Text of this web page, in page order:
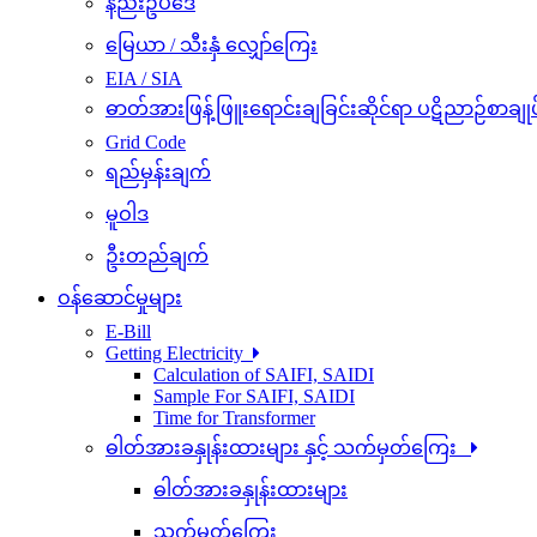
မြေယာ / သီးနှံ လျှော်ကြေး
EIA / SIA
ဓာတ်အားဖြန့်ဖြူးရောင်းချခြင်းဆိုင်ရာ ပဋိညာဉ်စာချု
Grid Code
ရည်မှန်းချက်
မူဝါဒ
ဦးတည်ချက်
ဝန်ဆောင်မှုများ
E-Bill
Getting Electricity
Calculation of SAIFI, SAIDI
Sample For SAIFI, SAIDI
Time for Transformer
ဓါတ်အားခနှုန်းထားများ နှင့် သက်မှတ်ကြေး
ဓါတ်အားခနှုန်းထားများ
သက်မှတ်ကြေး